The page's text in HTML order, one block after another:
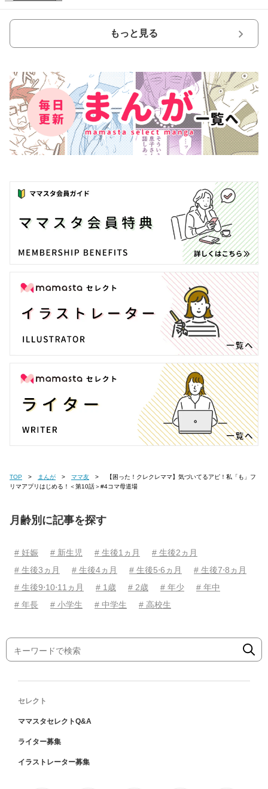
もっと見る
TOP まんが ママ友
リマアプリはじめる！＜第10話＞#4コマ母道場
月齢別に記事を探す
# 妊娠 # 新生児 # 生後1ヵ月
# 生後2ヵ月
# 生後3ヵ月
# 生後4ヵ月 # 生後5⋅6ヵ月
# 生後7⋅8ヵ月
# 生後9⋅10⋅11ヵ月
# 1歳 # 2歳 # 年少
# 年中
# 年長
# 小学生 # 中学生 # 高校生
セレクト
ママスタセレクトQ&A
ライター募集
イラストレーター募集